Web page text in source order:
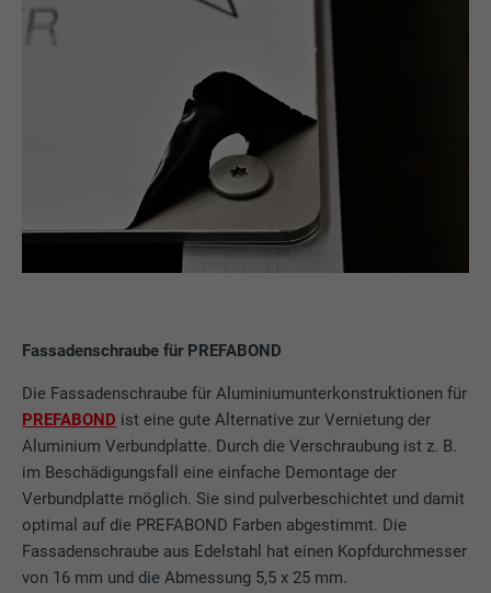
Fassadenschraube für PREFABOND
Die Fassadenschraube für Aluminiumunterkonstruktionen für
PREFABOND ist eine gute Alternative zur Vernietung der
Aluminium Verbundplatte. Durch die Verschraubung ist z. B.
im Beschädigungsfall eine einfache Demontage der
Verbundplatte möglich. Sie sind pulverbeschichtet und damit
optimal auf die PREFABOND Farben abgestimmt. Die
Fassadenschraube aus Edelstahl hat einen Kopfdurchmesser
von 16 mm und die Abmessung 5,5 x 25 mm.